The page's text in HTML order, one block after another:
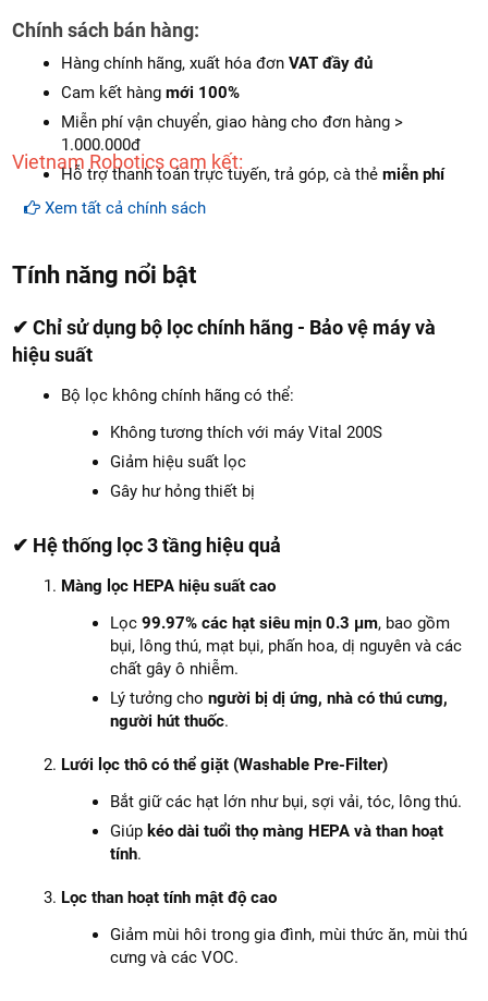
Chính sách bán hàng:
Vietnam Robotics cam kết:
Hàng chính hãng, xuất hóa đơnVAT đầy đủ
Cam kết hàngmới 100%
Miễn phí vận chuyển, giao hàng cho đơn hàng >
1.000.000đ
Hỗ trợ thanh toán trực tuyến, trả góp, cà thẻmiễn phí
Xem tất cả chính sách
Tính năng nổi bật
✔ Chỉ sử dụng bộ lọc chính hãng - Bảo vệ máy và
hiệu suất
Bộ lọc không chính hãng có thể:
Không tương thích với máy Vital 200S
Giảm hiệu suất lọc
Gây hư hỏng thiết bị
✔ Hệ thống lọc 3 tầng hiệu quả
Màng lọc HEPA hiệu suất cao
Lọc99.97% các hạt siêu mịn 0.3 μm, bao gồm
bụi, lông thú, mạt bụi, phấn hoa, dị nguyên và các
chất gây ô nhiễm.
Lý tưởng chongười bị dị ứng, nhà có thú cưng,
người hút thuốc.
Lưới lọc thô có thể giặt (Washable Pre-Filter)
Bắt giữ các hạt lớn như bụi, sợi vải, tóc, lông thú.
Giúp kéo dài tuổi thọ màng HEPA và than hoạt
tính.
Lọc than hoạt tính mật độ cao
Giảm mùi hôi trong gia đình, mùi thức ăn, mùi thú
cưng và các VOC.